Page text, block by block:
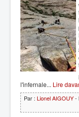
l'infernale... Lire
Par : Lionel AIGOUY-